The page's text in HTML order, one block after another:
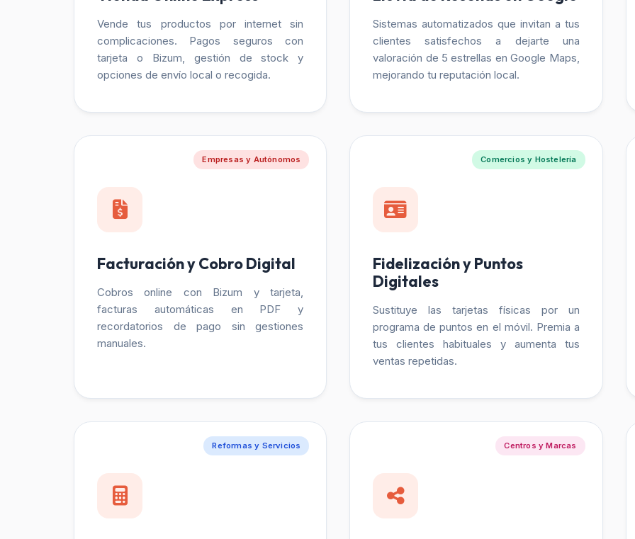
Vende tus productos por internet sin
complicaciones. Pagos seguros con
tarjeta o Bizum, gestión de stock y
opciones de envío local o recogida.
Sistemas automatizados que invitan a tus
clientes satisfechos a dejarte una
valoración de 5 estrellas en Google Maps,
mejorando tu reputación local.
Empresas y Autónomos
Facturación y Cobro Digital
Cobros online con Bizum y tarjeta,
facturas automáticas en PDF y
recordatorios de pago sin gestiones
manuales.
Comercios y Hostelería
Fidelización y Puntos
Digitales
Sustituye las tarjetas físicas por un
programa de puntos en el móvil. Premia a
tus clientes habituales y aumenta tus
ventas repetidas.
Reformas y Servicios Centros y Marcas